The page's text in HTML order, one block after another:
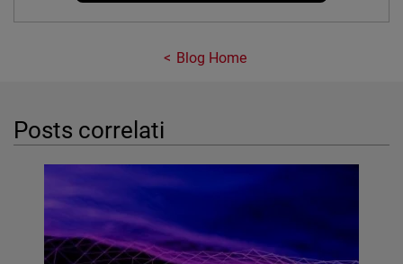
Blog Home
Posts correlati